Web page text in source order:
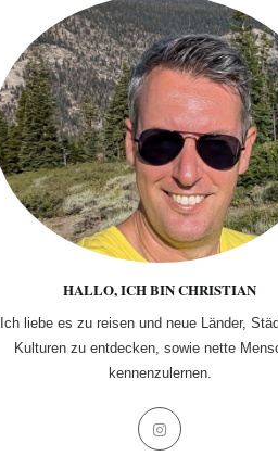
HALLO, ICH BIN CHRISTIAN
Ich liebe es zu reisen und neue Länder,
Kulturen zu entdecken, sowie nette
kennenzulernen.